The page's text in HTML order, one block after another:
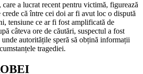
a lucrat recent pentru victimă, figurează
crede că între cei doi ar fi avut loc o dispută
tensiune ce ar fi fost amplificată de
câteva ore de căutări, suspectul a fost
autoritățile speră să obțină informații
tragediei.